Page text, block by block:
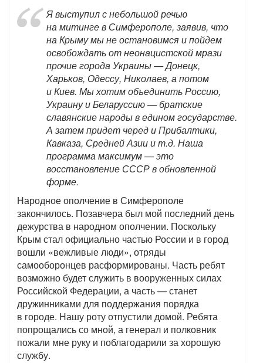
Я выступил с небольшой речью
на митинге в Симферополе, заявив, что
на Крыму мы не остановимся и пойдем
освобождать от неонацистской мрази
прочие города Украины — Донецк,
Харьков, Одессу, Николаев, а потом
и Киев. Мы хотим объединить Россию,
Украину и Беларуссию — братские
славянские народы в едином государстве.
А затем придет черед и Прибалтики,
Кавказа, Средней Азии и т.д. Наша
программа максимум — это
восстановление СССР в обновленной
форме.
Народное ополчение в Симферополе
закончилось. Позавчера был мой последний день
дежурства в народном ополчении. Поскольку
Крым стал официально частью России и в город
вошли «вежливые люди», отряды
самооборонцев расформированы. Часть ребят
возможно будет служить в вооруженных силах
Российской Федерации, а часть — станет
дружинниками для поддержания порядка
в городе. Нашу роту отпустили домой. Ребята
попрощались со мной, а генерал и полковник
пожали мне руку и поблагодарили за хорошую
службу.